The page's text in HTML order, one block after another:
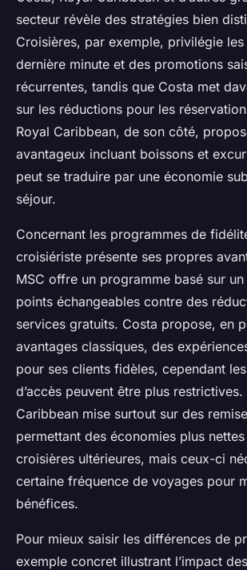
secteur révèle des stratégies bien
Croisières, par exemple, privilégie
dernière minute et des promotions
récurrentes, tandis que Costa met
sur les réductions pour les
Royal Caribbean, de son côté,
avantageux incluant boissons et
peut se traduire par une économie
séjour.
Concernant les programmes de
croisiériste présente ses propres
MSC offre un programme basé sur
points échangeables contre des
services gratuits. Costa propose, en
avantages classiques, des
pour ses clients fidèles, cependant
d’accès peuvent être plus restrictives.
Caribbean mise surtout sur des
permettant des économies plus
croisières ultérieures, mais ceux-ci
certaine fréquence de voyages pour
bénéfices.
Pour mieux saisir les différences de
exemple concret illustrant l’impact